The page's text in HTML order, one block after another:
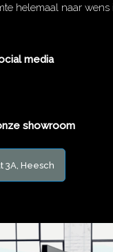
helemaal naar wens
media
showroom
3A, Heesch